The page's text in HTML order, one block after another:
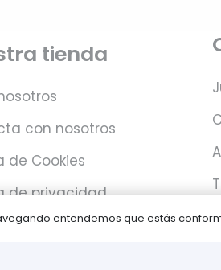
tienda
con nosotros
de Cookies
de privacidad
entendemos que estás